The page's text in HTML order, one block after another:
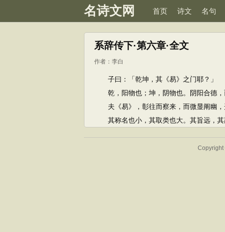
名诗文网 首页 诗文 名句
系辞传下·第六章·全文
作者： 李白
子曰：「乾坤，其《易》之门耶？」
乾，阳物也；坤，阴物也。阴阳合德，
夫《易》，彰往而察来，而微显阐幽，
其称名也小，其取类也大。其旨远，其
Copyright